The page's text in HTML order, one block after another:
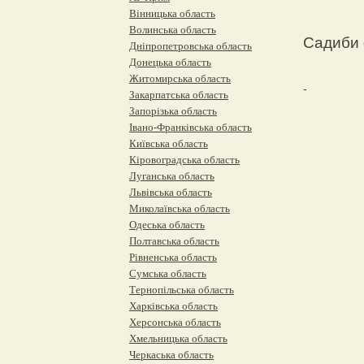
Садиби
-
Вінницька область
Волинська область
Дніпропетровська область
Донецька область
Житомирська область
Закарпатська область
Запорізька область
Івано-Франківська область
Київська область
Кіровоградська область
Луганська область
Львівська область
Миколаївська область
Одеська область
Полтавська область
Рівненська область
Сумська область
Тернопільська область
Харківська область
Херсонська область
Хмельницька область
Черкаська область